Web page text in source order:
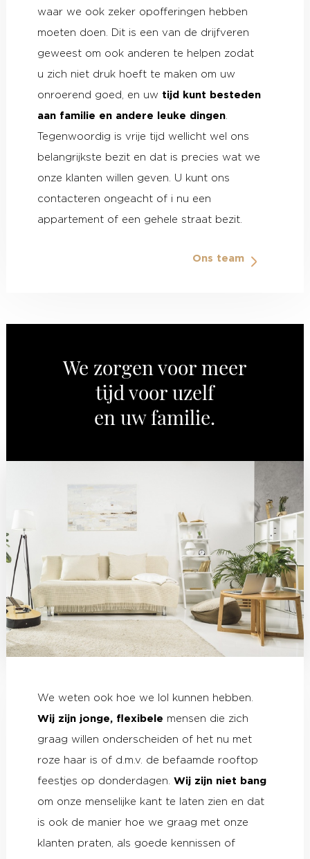
waar we ook zeker opofferingen hebben
moeten doen. Dit is een van de drijfveren
geweest om ook anderen te helpen zodat
u zich niet druk hoeft te maken om uw
onroerend goed, en uw tijd kunt besteden
aan familie en andere leuke dingen.
Tegenwoordig is vrije tijd wellicht wel ons
belangrijkste bezit en dat is precies wat we
onze klanten willen geven. U kunt ons
contacteren ongeacht of i nu een
appartement of een gehele straat bezit.
Ons team
We zorgen voor meer
tijd voor uzelf
en uw familie.
We weten ook hoe we lol kunnen hebben.
Wij zijn jonge, flexibele mensen die zich
graag willen onderscheiden of het nu met
roze haar is of d.m.v. de befaamde rooftop
feestjes op donderdagen. Wij zijn niet bang
om onze menselijke kant te laten zien en dat
is ook de manier hoe we graag met onze
klanten praten, als goede kennissen of